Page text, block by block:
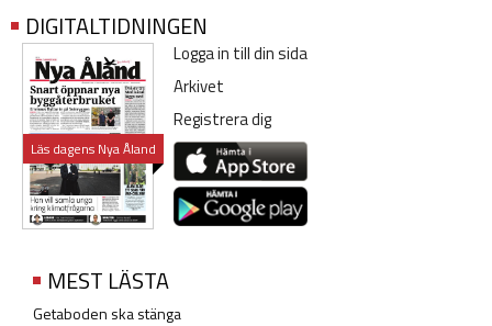
DIGITALTIDNINGEN
Läs dagens Nya Åland
Logga in till din sida
Arkivet
Registrera dig
MEST LÄSTA
Getaboden ska stänga